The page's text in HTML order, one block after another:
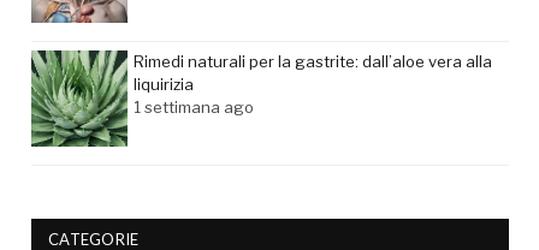
Rimedi naturali per la gastrite: dall’aloe vera alla
liquirizia
1 settimana ago
CATEGORIE